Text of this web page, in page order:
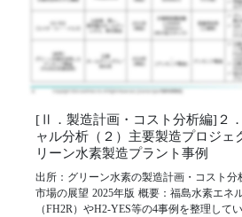
[Ⅱ．製造計画・コスト分析編]２
ャル分析（２）主要製造プロジ
リーン水素製造プラント事例
出所：グリーン水素の製造計画・コスト
市場の展望 2025年版 概要：福島水素エネ
（FH2R）やH2-YES等の4事例を整理してい